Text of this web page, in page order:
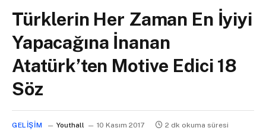
Türklerin Her Zaman En İyiyi
Yapacağına İnanan
Atatürk’ten Motive Edici 18
Söz
GELIŞIM Youthall 10 Kasım 2017 2 dk okuma süresi